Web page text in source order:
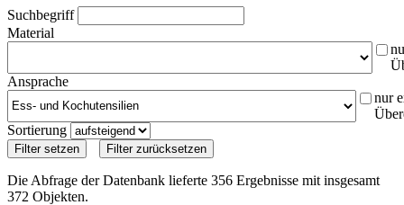
Suchbegriff
Material
Ansprache
nur
Sortierung
Die Abfrage der Datenbank lieferte 356 Ergebnisse mit insgesamt
372 Objekten.